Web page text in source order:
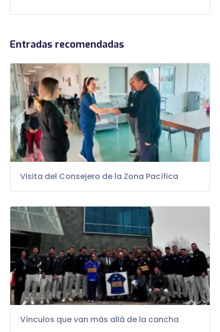
Entradas recomendadas
Visita del Consejero de la Zona Pacífica
Vínculos que van más allá de la cancha